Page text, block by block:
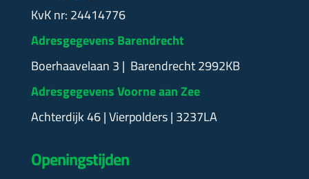
KvK nr: 24414776
Adresgegevens Barendrecht
Boerhaavelaan 3 | Barendrecht 2992KB
Adresgegevens Voorne aan Zee
Achterdijk 46 | Vierpolders | 3237LA
Openingstijden